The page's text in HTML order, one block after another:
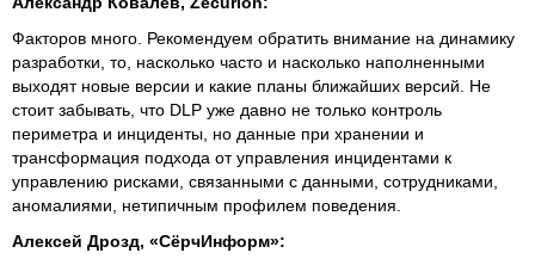
Факторов много. Рекомендуем обратить внимание на динамику
разработки, то, насколько часто и насколько наполненными
выходят новые версии и какие планы ближайших версий. Не
стоит забывать, что DLP уже давно не только контроль
периметра и инциденты, но данные при хранении и
трансформация подхода от управления инцидентами к
управлению рисками, связанными с данными, сотрудниками,
аномалиями, нетипичным профилем поведения.
Алексей Дрозд, «СёрчИнформ»: